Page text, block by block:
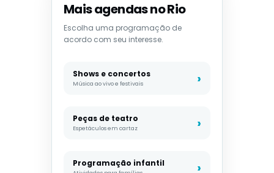
Mais agendas no Rio
Escolha uma programação de
acordo com seu interesse.
Shows e concertos
Música ao vivo e festivais
Peças de teatro
Espetáculos em cartaz
Programação infantil